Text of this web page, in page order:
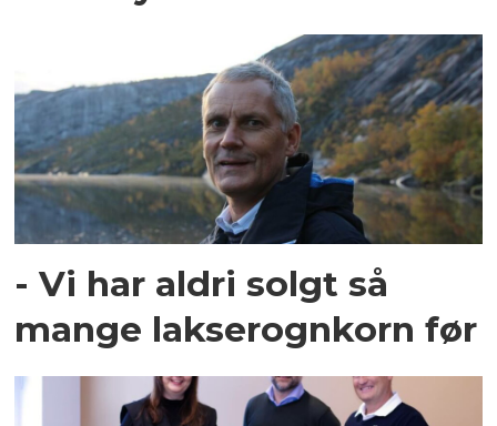
- Vi har aldri solgt så
mange lakserognkorn før